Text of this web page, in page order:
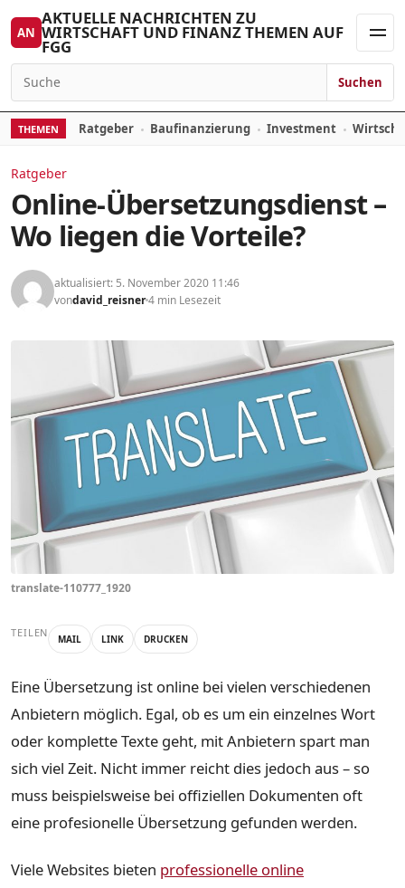
Zum Inhalt springen
AN
AKTUELLE NACHRICHTEN ZU
WIRTSCHAFT UND FINANZ THEMEN AUF
FGG
Suchen nach:
Suchen
THEMEN Ratgeber Baufinanzierung Investment
Ratgeber
Online-Übersetzungsdienst –
Wo liegen die Vorteile?
aktualisiert: 5. November 2020 11:46
vondavid_reisner4 min Lesezeit
translate-110777_1920
TEILEN MAIL LINK DRUCKEN
Eine Übersetzung ist online bei vielen verschiedenen
Anbietern möglich. Egal, ob es um ein einzelnes Wort
oder komplette Texte geht, mit Anbietern spart man
sich viel Zeit. Nicht immer reicht dies jedoch aus – so
muss beispielsweise bei offiziellen Dokumenten oft
eine profesionelle Übersetzung gefunden werden.
Viele Websites bieten professionelle online